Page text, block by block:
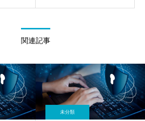
関連記事
未分類